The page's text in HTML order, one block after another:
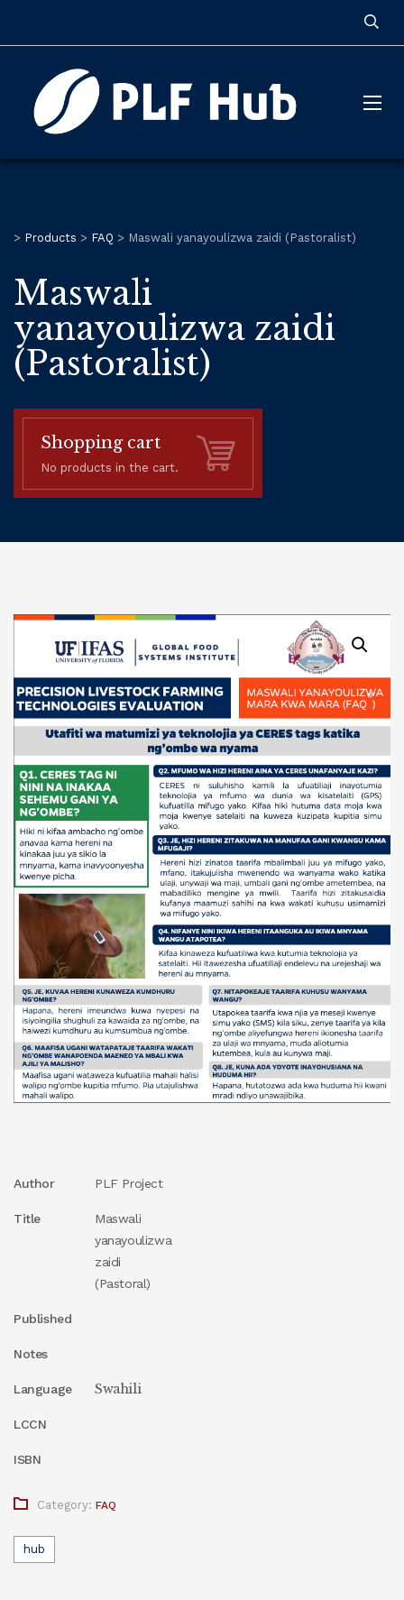
> Products > FAQ > Maswali yanayoulizwa zaidi (Pastoralist)
Maswali
yanayoulizwa zaidi
(Pastoralist)
Shopping cart
No products in the cart.
Author PLF Project
Title
Maswali
yanayoulizwa
zaidi
(Pastoral)
Published
Notes
Language Swahili
LCCN
ISBN
Category: FAQ
hub